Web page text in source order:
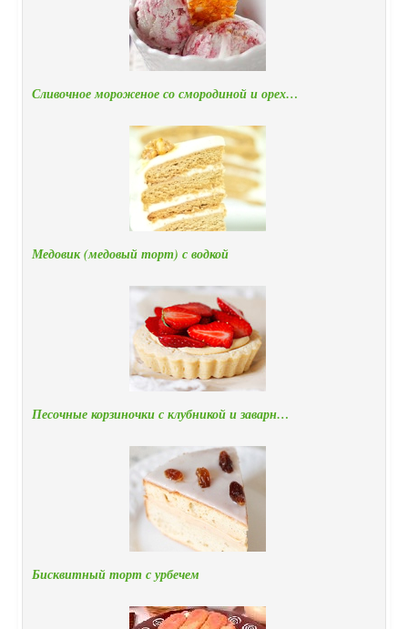
Сливочное мороженое со смородиной и орех…
Медовик (медовый торт) с водкой
Песочные корзиночки с клубникой и заварн…
Бисквитный торт с урбечем